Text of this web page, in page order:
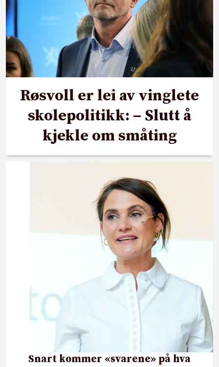
Røsvoll er lei av vinglete
skolepolitikk: – Slutt å
kjekle om småting
Snart kommer «svarene» på hva